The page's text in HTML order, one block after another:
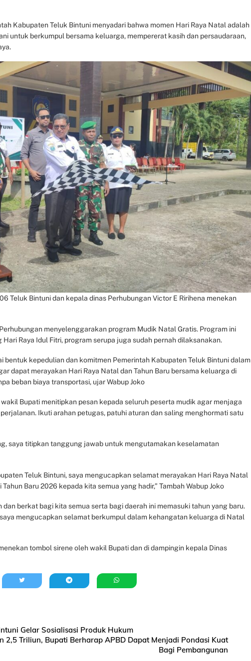
Kabupaten Teluk Bintuni menyadari bahwa momen Hari Raya Natal adalah
untuk berkumpul bersama keluarga, mempererat kasih dan persaudaraan,
Teluk Bintuni dan kepala dinas Perhubungan Victor E Ririhena menekan
menyelenggarakan program Mudik Natal Gratis. Program ini
Raya Idul Fitri, program serupa juga sudah pernah dilaksanakan.
bentuk kepedulian dan komitmen Pemerintah Kabupaten Teluk Bintuni dalam
dapat merayakan Hari Raya Natal dan Tahun Baru bersama keluarga di
beban biaya transportasi, ujar Wabup Joko
Bupati menitipkan pesan kepada seluruh peserta mudik agar menjaga
Ikuti arahan petugas, patuhi aturan dan saling menghormati satu
saya titipkan tanggung jawab untuk mengutamakan keselamatan
Teluk Bintuni, saya mengucapkan selamat merayakan Hari Raya Natal
Baru 2026 kepada kita semua yang hadir,” Tambah Wabup Joko
berkat bagi kita semua serta bagi daerah ini memasuki tahun yang baru.
mengucapkan selamat berkumpul dalam kehangatan keluarga di Natal
tombol sirene oleh wakil Bupati dan di dampingin kepala Dinas
Gelar Sosialisasi Produk Hukum
2,5 Triliun, Bupati Berharap APBD Dapat Menjadi Pondasi Kuat
Bagi Pembangunan